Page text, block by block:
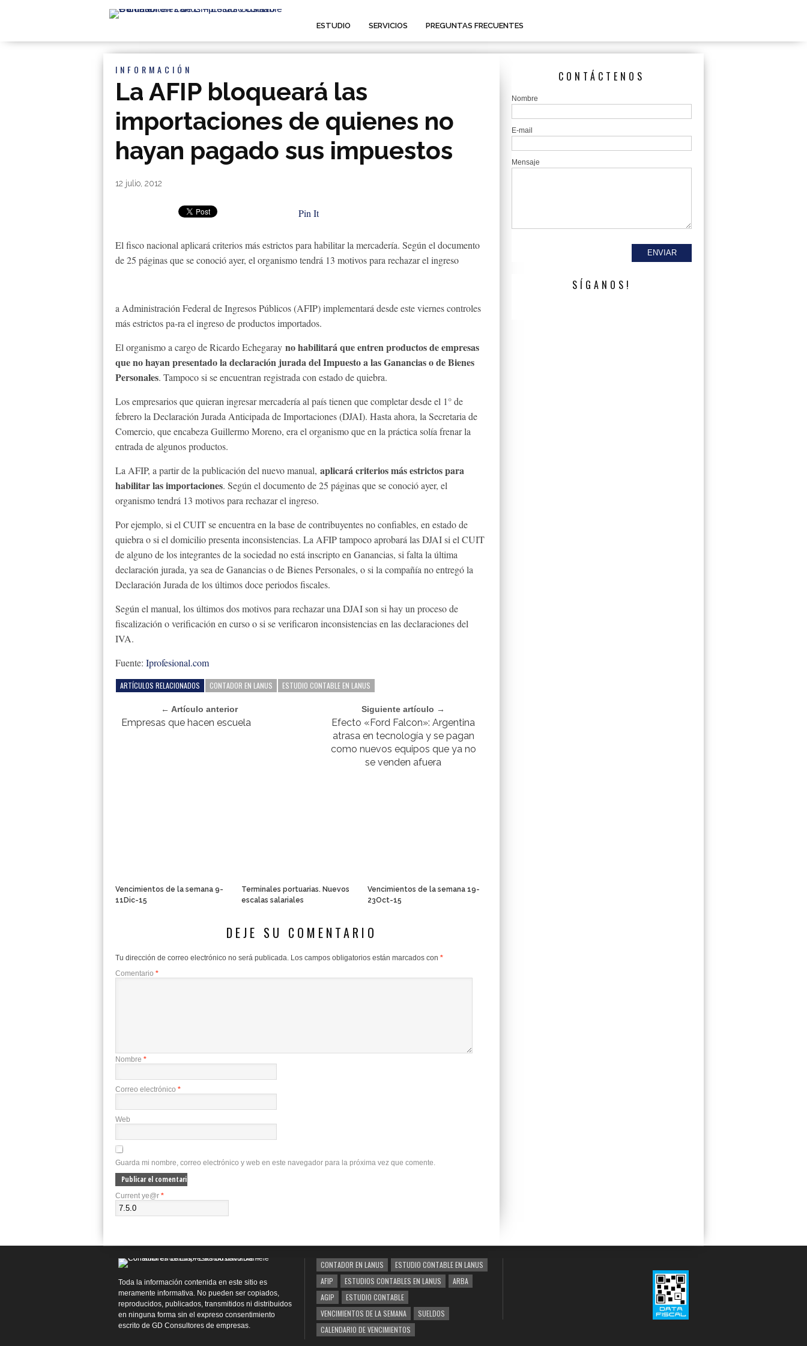
ESTUDIO SERVICIOS PREGUNTAS FRECUENTES
INFORMACIÓN
La AFIP bloqueará las
importaciones de quienes no
hayan pagado sus impuestos
By |
12 julio, 2012
Pin It
El fisco nacional aplicará criterios más estrictos para habilitar la mercadería. Según el documento
de 25 páginas que se conoció ayer, el organismo tendrá 13 motivos para rechazar el ingreso
a Administración Federal de Ingresos Públicos (AFIP) implementará desde este viernes controles
más estrictos pa-ra el ingreso de productos importados.
El organismo a cargo de Ricardo Echegaray no habilitará que entren productos de empresas
que no hayan presentado la declaración jurada del Impuesto a las Ganancias o de Bienes
Personales. Tampoco si se encuentran registrada con estado de quiebra.
Los empresarios que quieran ingresar mercadería al país tienen que completar desde el 1° de
febrero la Declaración Jurada Anticipada de Importaciones (DJAI). Hasta ahora, la Secretaria de
Comercio, que encabeza Guillermo Moreno, era el organismo que en la práctica solía frenar la
entrada de algunos productos.
La AFIP, a partir de la publicación del nuevo manual, aplicará criterios más estrictos para
habilitar las importaciones. Según el documento de 25 páginas que se conoció ayer, el
organismo tendrá 13 motivos para rechazar el ingreso.
Por ejemplo, si el CUIT se encuentra en la base de contribuyentes no confiables, en estado de
quiebra o si el domicilio presenta inconsistencias. La AFIP tampoco aprobará las DJAI si el CUIT
de alguno de los integrantes de la sociedad no está inscripto en Ganancias, si falta la última
declaración jurada, ya sea de Ganancias o de Bienes Personales, o si la compañía no entregó la
Declaración Jurada de los últimos doce periodos fiscales.
Según el manual, los últimos dos motivos para rechazar una DJAI son si hay un proceso de
fiscalización o verificación en curso o si se verificaron inconsistencias en las declaraciones del
IVA.
Fuente: Iprofesional.com
ARTÍCULOS RELACIONADOS CONTADOR EN LANUS ESTUDIO CONTABLE EN LANUS
← Artículo anterior
Empresas que hacen escuela
Siguiente artículo →
Efecto «Ford Falcon»: Argentina
atrasa en tecnología y se pagan
como nuevos equipos que ya no
se venden afuera
Vencimientos de la semana 9-
11Dic-15
Terminales portuarias. Nuevos
escalas salariales
Vencimientos de la semana 19-
23Oct-15
DEJE SU COMENTARIO
Tu dirección de correo electrónico no será publicada. Los campos obligatorios están marcados con *
Comentario *
Nombre *
Correo electrónico *
Web
Guarda mi nombre, correo electrónico y web en este navegador para la próxima vez que comente.
Current ye@r *
CONTÁCTENOS
Nombre
E-mail
Mensaje
SÍGANOS!
Toda la información contenida en este sitio es
meramente informativa. No pueden ser copiados,
reproducidos, publicados, transmitidos ni distribuidos
en ninguna forma sin el expreso consentimiento
escrito de GD Consultores de empresas.
CONTADOR EN LANUS
ESTUDIO CONTABLE EN LANUS
AFIP
ESTUDIOS CONTABLES EN LANUS
ARBA
AGIP
ESTUDIO CONTABLE
VENCIMIENTOS DE LA SEMANA
SUELDOS
CALENDARIO DE VENCIMIENTOS